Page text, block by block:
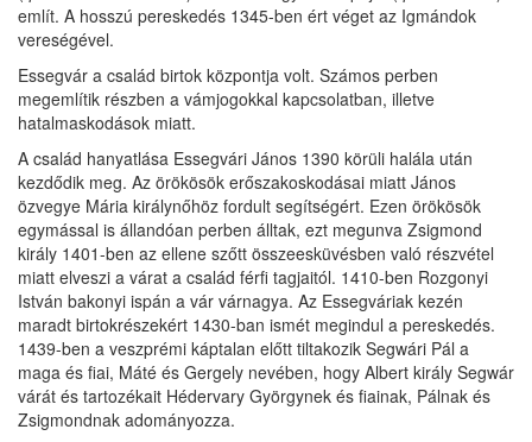
említ. A hosszú pereskedés 1345-ben ért véget az Igmándok
vereségével.
Essegvár a család birtok központja volt. Számos perben
megemlítik részben a vámjogokkal kapcsolatban, illetve
hatalmaskodások miatt.
A család hanyatlása Essegvári János 1390 körüli halála után
kezdődik meg. Az örökösök erőszakoskodásai miatt János
özvegye Mária királynőhöz fordult segítségért. Ezen örökösök
egymással is állandóan perben álltak, ezt megunva Zsigmond
király 1401-ben az ellene szőtt összeesküvésben való részvétel
miatt elveszi a várat a család férfi tagjaitól. 1410-ben Rozgonyi
István bakonyi ispán a vár várnagya. Az Essegváriak kezén
maradt birtokrészekért 1430-ban ismét megindul a pereskedés.
1439-ben a veszprémi káptalan előtt tiltakozik Segwári Pál a
maga és fiai, Máté és Gergely nevében, hogy Albert király Segwár
várát és tartozékait Hédervary Györgynek és fiainak, Pálnak és
Zsigmondnak adományozza.